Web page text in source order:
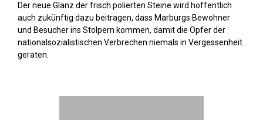
Der neue Glanz der frisch polierten Steine wird hoffentlich
auch zukünftig dazu beitragen, dass Marburgs Bewohner
und Besucher ins Stolpern kommen, damit die Opfer der
nationalsozialistischen Verbrechen niemals in Vergessenheit
geraten.